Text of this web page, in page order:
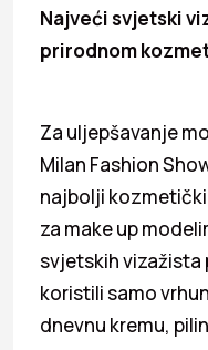
Najveći svjetski
prirodnom
Za uljepšavanje
Milan Fashion
najbolji
za make up
svjetskih vizažista
koristili samo
dnevnu kremu,